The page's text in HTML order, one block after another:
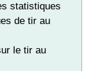
statistiques
de tir au
le tir au